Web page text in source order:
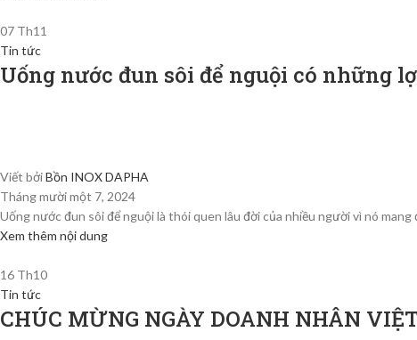
07 Th11
Tin tức
Uống nước đun sôi để nguội có những
Viết bởiBồn INOX DAPHA
Tháng mười một 7, 2024
Uống nước đun sôi để nguội là thói quen lâu đời của nhiều người vì nó
Xem thêm nội dung
16 Th10
Tin tức
CHÚC MỪNG NGÀY DOANH NHÂN